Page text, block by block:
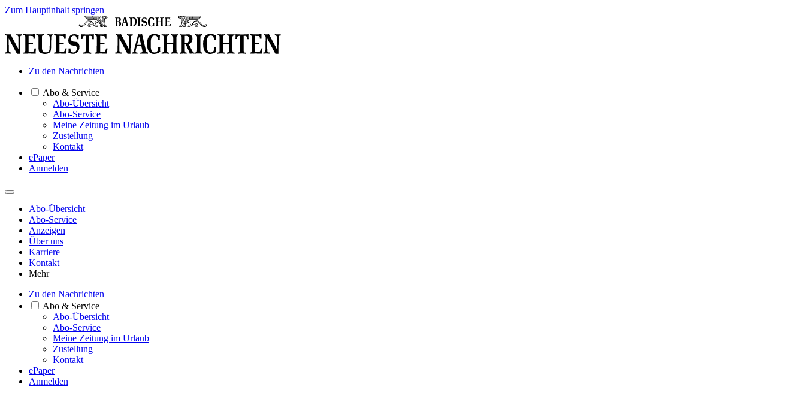
Zum Hauptinhalt springen
Zu den Nachrichten
Abo & Service
Abo-Übersicht
Abo-Service
Meine Zeitung im Urlaub
Zustellung
Kontakt
ePaper
Anmelden
Abo-Übersicht
Abo-Service
Anzeigen
Über uns
Karriere
Kontakt
Mehr
Zu den Nachrichten
Abo & Service
Abo-Übersicht
Abo-Service
Meine Zeitung im Urlaub
Zustellung
Kontakt
ePaper
Anmelden